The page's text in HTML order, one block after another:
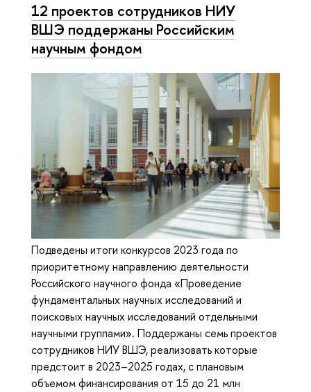
12 проектов сотрудников НИУ
ВШЭ поддержаны Российским
научным фондом
Подведены итоги конкурсов 2023 года по
приоритетному направлению деятельности
Российского научного фонда «Проведение
фундаментальных научных исследований и
поисковых научных исследований отдельными
научными группами». Поддержаны семь проектов
сотрудников НИУ ВШЭ, реализовать которые
предстоит в 2023–2025 годах, с плановым
объемом финансирования от 15 до 21 млн